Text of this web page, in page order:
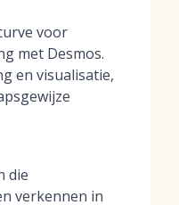
voor
met Desmos.
en visualisatie,
die
verkennen in